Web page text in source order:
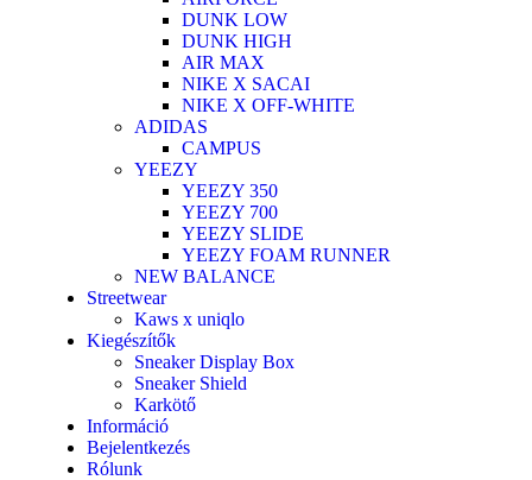
DUNK LOW
DUNK HIGH
AIR MAX
NIKE X SACAI
NIKE X OFF-WHITE
ADIDAS
CAMPUS
YEEZY
YEEZY 350
YEEZY 700
YEEZY SLIDE
YEEZY FOAM RUNNER
NEW BALANCE
Streetwear
Kaws x uniqlo
Kiegészítők
Sneaker Display Box
Sneaker Shield
Karkötő
Információ
Bejelentkezés
Rólunk